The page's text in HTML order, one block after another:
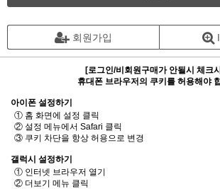
회원가입
[로그인/비회원구매가 안될시 체크
휴대폰 브라우저의 쿠키를 허용해야
아이폰 설정하기
① 홈 화면에 설정 클릭
② 설정 메뉴에서 Safari 클릭
③ 쿠키 차단을 항상 허용으로 변경
갤럭시 설정하기
① 인터넷 브라우저 열기
② 더보기 메뉴 클릭